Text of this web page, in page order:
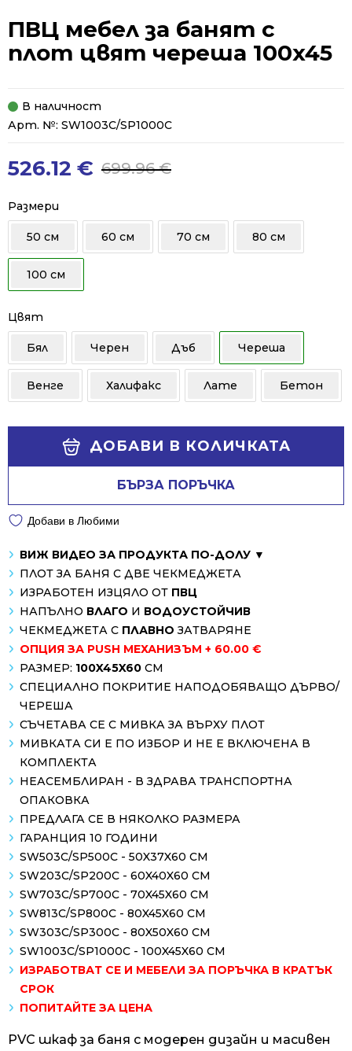
ПВЦ мебел за банят с
плот цвят череша 100x45
В наличност
Арт. №: SW1003C/SP1000C
699.96€
Original
was:
699.96 €.
526.12 €
Current
is:
526.12 €.
Размери
50 см 60 см 70 см 80 см
100 см
Цвят
Бял Черен Дъб Череша
Венге Халифакс Лате Бетон
ДОБАВИ В КОЛИЧКАТА
БЪРЗА ПОРЪЧКА
Добави в Любими
ВИЖ ВИДЕО ЗА ПРОДУКТА ПО-ДОЛУ ▼
ПЛОТ ЗА БАНЯ С ДВЕ ЧЕКМЕДЖЕТА
ИЗРАБОТЕН ИЗЦЯЛО ОТ ПВЦ
НАПЪЛНО ВЛАГО И ВОДОУСТОЙЧИВ
ЧЕКМЕДЖЕТА С ПЛАВНО ЗАТВАРЯНЕ
ОПЦИЯ ЗА PUSH МЕХАНИЗЪМ + 60.00 €
РАЗМЕР: 100X45X60 СМ
СПЕЦИАЛНО ПОКРИТИЕ НАПОДОБЯВАЩО ДЪРВО/
ЧЕРЕША
СЪЧЕТАВА СЕ С МИВКА ЗА ВЪРХУ ПЛОТ
МИВКАТА СИ Е ПО ИЗБОР И НЕ Е ВКЛЮЧЕНА В
КОМПЛЕКТА
НЕАСЕМБЛИРАН - В ЗДРАВА ТРАНСПОРТНА
ОПАКОВКА
ПРЕДЛАГА СЕ В НЯКОЛКО РАЗМЕРА
ГАРАНЦИЯ 10 ГОДИНИ
SW503C/SP500C - 50X37X60 СМ
SW203C/SP200C - 60X40X60 СМ
SW703C/SP700C - 70X45X60 СМ
SW813C/SP800C - 80X45X60 СМ
SW303C/SP300C - 80X50X60 СМ
SW1003C/SP1000C - 100X45X60 СМ
ИЗРАБОТВАТ СЕ И МЕБЕЛИ ЗА ПОРЪЧКА В КРАТЪК
СРОК
ПОПИТАЙТЕ ЗА ЦЕНА
PVC шкаф за баня с модерен дизайн и масивен